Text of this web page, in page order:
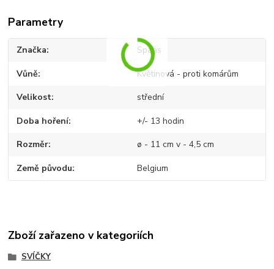
Parametry
Značka Spaas
Vůně Květinová - proti komárům
Velikost střední
Doba hoření +/- 13 hodin
Rozměr ø - 11 cm v - 4,5 cm
Země původu Belgium
Zboží zařazeno v kategoriích
SVÍČKY